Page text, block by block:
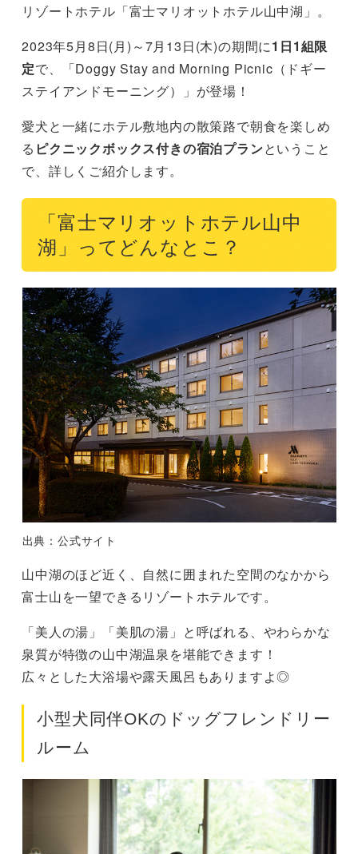
リゾートホテル「富士マリオットホテル山中湖」。
2023年5月8日(月)～7月13日(木)の期間に1日1組限
定で、「Doggy Stay and Morning Picnic（ドギー
ステイアンドモーニング）」が登場！
愛犬と一緒にホテル敷地内の散策路で朝食を楽しめ
る ピクニックボックス付きの宿泊プランということ
で、詳しくご紹介します。
「富士マリオットホテル山中
湖」ってどんなとこ？
出典：公式サイト
山中湖のほど近く、自然に囲まれた空間のなかから
富士山を一望できるリゾートホテルです。
「美人の湯」「美肌の湯」と呼ばれる、やわらかな
泉質が特徴の山中湖温泉を堪能できます！
広々とした大浴場や露天風呂もありますよ◎
小型犬同伴OKのドッグフレンドリー
ルーム